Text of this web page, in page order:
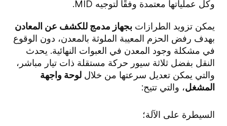
وكل عملياتها معتمدة وفقًا لتوجيه MID.
يمكن تزويد الطرازات بجهاز مدمج للكشف عن المعادن
بهدف رفض الحزم المعيبة الملوثة بالمعدن، دون الوقوع
في مشكلة وجود المعدن في العبوات النهائية. يحدث
النقل بفضل ثلاثة سيور حركة مستقلة ذات تيار مباشر،
والتي يمكن تعديل سرعتها من خلال لوحة واجهة
المشغل، والتي تتيح:
السيطرة على الآلة؛